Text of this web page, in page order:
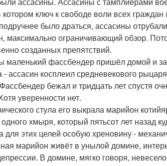
ключ к свободе воли всех
было драться, ассасины
максимально ограничивающий обзор.
созданных препятствий.
маленький фассбендер пришёл домой и
- ассасин косплеил средневекового
бежал и тридцать лет спустя
уверенности нет.
стула его выкрала марийон
хмыря, который пятьсот лет назад
для этих целей особую хреновину -
марийон живёт в унылой домине,
В домине, мягко говоря,